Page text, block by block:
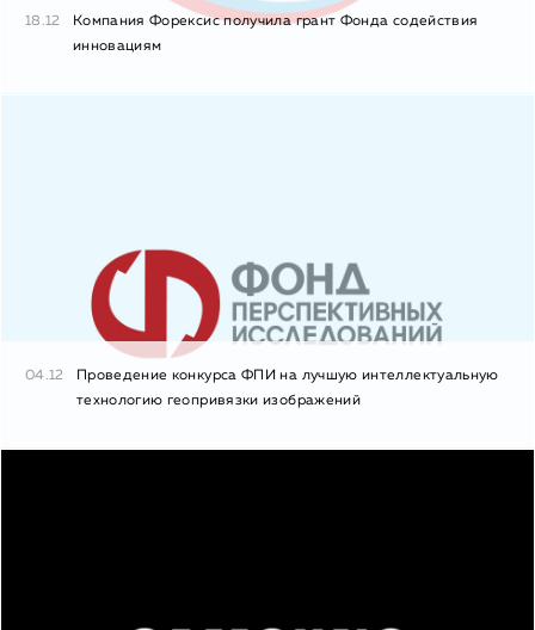
18.12
Компания Форексис получила грант Фонда содействия
инновациям
04.12
Проведение конкурса ФПИ на лучшую интеллектуальную
технологию геопривязки изображений